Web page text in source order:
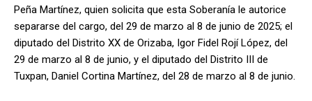
Peña Martínez, quien solicita que esta Soberanía le autorice
separarse del cargo, del 29 de marzo al 8 de junio de 2025; el
diputado del Distrito XX de Orizaba, Igor Fidel Rojí López, del
29 de marzo al 8 de junio, y el diputado del Distrito III de
Tuxpan, Daniel Cortina Martínez, del 28 de marzo al 8 de junio.